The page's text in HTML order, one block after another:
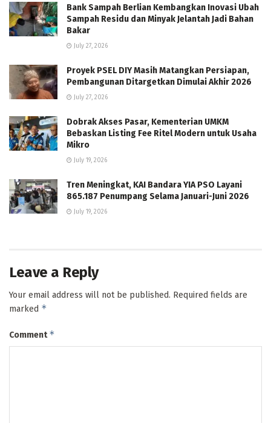
Bank Sampah Berlian Kembangkan Inovasi Ubah
Sampah Residu dan Minyak Jelantah Jadi Bahan
Bakar
July 27, 2026
Proyek PSEL DIY Masih Matangkan Persiapan,
Pembangunan Ditargetkan Dimulai Akhir 2026
July 27, 2026
Dobrak Akses Pasar, Kementerian UMKM
Bebaskan Listing Fee Ritel Modern untuk Usaha
Mikro
July 19, 2026
Tren Meningkat, KAI Bandara YIA PSO Layani
865.187 Penumpang Selama Januari-Juni 2026
July 19, 2026
Leave a Reply
Your email address will not be published. Required fields are
marked *
Comment*